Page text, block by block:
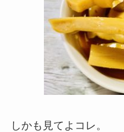
しかも見てよコレ。